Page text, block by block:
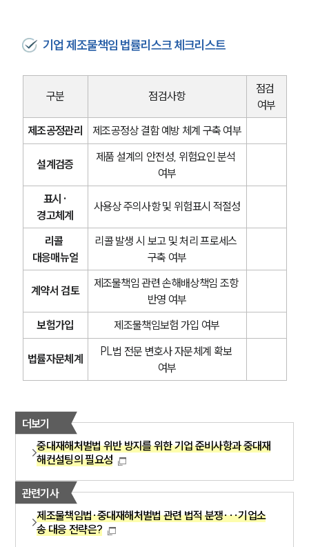
기업 제조물책임 법률리스크 체크리스트
구분 점검사항
점검
여부
제조공정관리
제조공정상 결함 예방 체계 구축 여부
설계검증
제품 설계의 안전성, 위험요인 분석
여부
표시·
경고체계
사용상 주의사항 및 위험표시 적절성
리콜
대응매뉴얼
리콜 발생 시 보고 및 처리 프로세스
구축 여부
계약서 검토
제조물책임 관련 손해배상책임 조항
반영 여부
보험가입
제조물책임보험 가입 여부
법률자문체계
PL법 전문 변호사 자문체계 확보
여부
더보기
중대재해처벌법 위반 방지를 위한 기업 준비사항과 중대재
해컨설팅의 필요성
관련기사
제조물책임법·중대재해처벌법 관련 법적 분쟁···기업소
송 대응 전략은?